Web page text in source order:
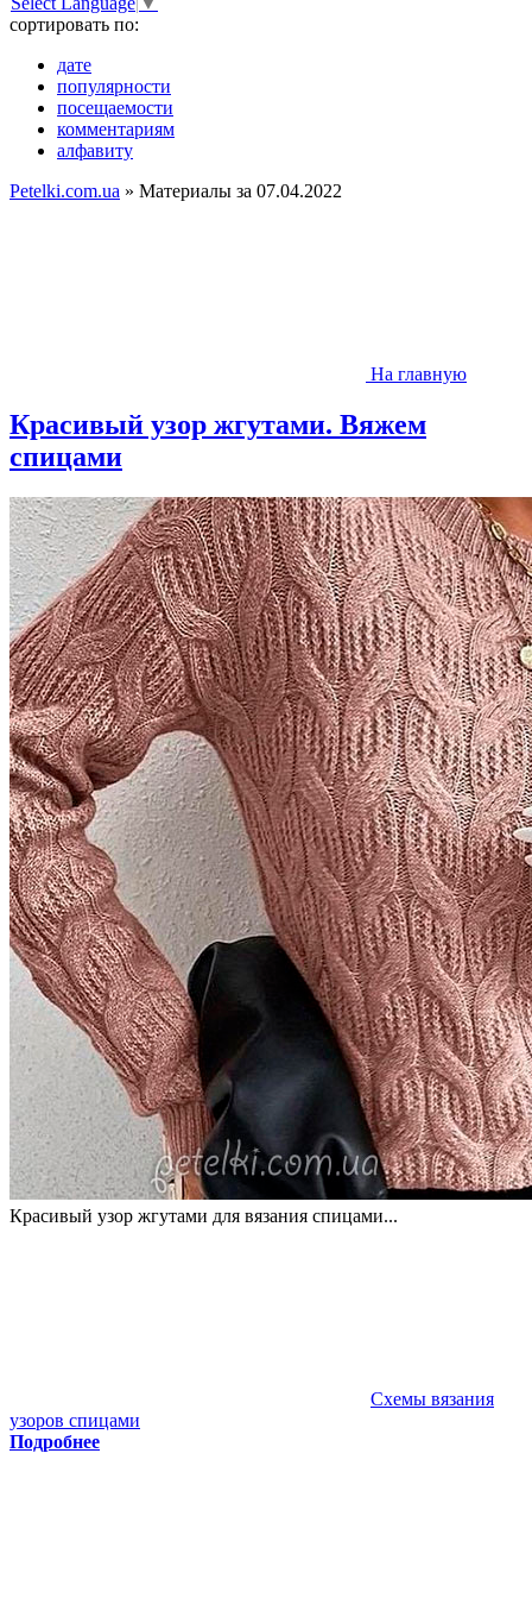
сортировать по:
дате
популярности
посещаемости
комментариям
алфавиту
Petelki.com.ua » Материалы за 07.04.2022
На главную
Красивый узор жгутами. Вяжем
спицами
Красивый узор жгутами для вязания спицами...
Схемы вязания
узоров спицами
Подробнее